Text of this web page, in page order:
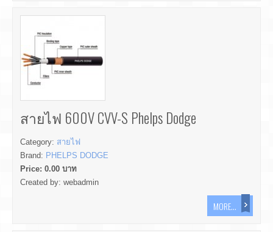
สายไฟ 600V CVV-S Phelps Dodge
Category: สายไฟ
Brand: PHELPS DODGE
Price: 0.00 บาท
Created by: webadmin
MORE...